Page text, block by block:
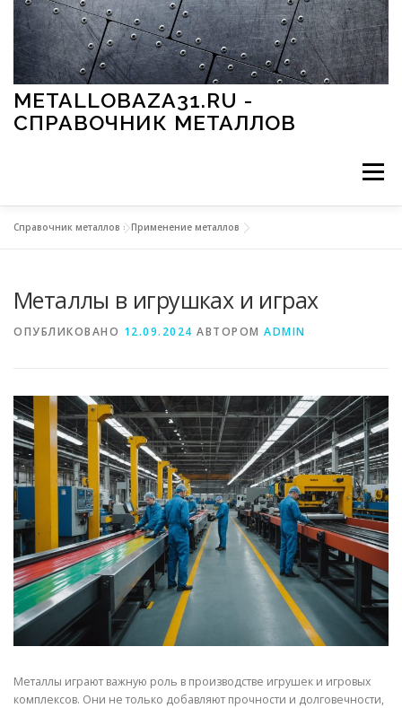
Перейти к содержимому
METALLOBAZA31.RU -
СПРАВОЧНИК МЕТАЛЛОВ
Меню
МЕТАЛЛЫ И ОКРУЖАЮЩАЯ СРЕДА
СВОЙСТВА МЕТАЛЛОВ СОРТА МЕТАЛЛОВ
СТАТЬИ
Справочник металлов »Применение металлов
Металлы в игрушках и играх
ОПУБЛИКОВАНО 12.09.2024 АВТОРОМ ADMIN
Металлы играют важную роль в производстве игрушек и игровых
комплексов. Они не только добавляют прочности и долговечности,